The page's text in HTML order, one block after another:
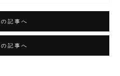
記事へ
記事へ